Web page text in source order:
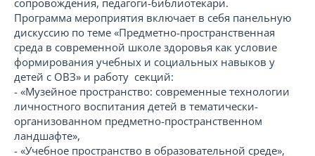
Программа мероприятия включает в себя панельную
дискуссию по теме «Предметно-пространственная
среда в современной школе здоровья как условие
формирования учебных и социальных навыков у
детей с ОВЗ» и работу секций:
- «Музейное пространство: современные технологии
личностного воспитания детей в тематически-
организованном предметно-пространственном
ландшафте»,
- «Учебное пространство в образовательной среде»,